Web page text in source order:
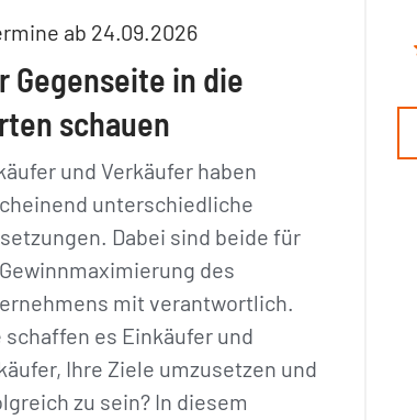
ab 24.09.2026
Gegenseite in die
schauen
und Verkäufer haben
unterschiedliche
Dabei sind beide für
des
mit verantwortlich.
schaffen es Einkäufer und
Ihre Ziele umzusetzen und
zu sein? In diesem